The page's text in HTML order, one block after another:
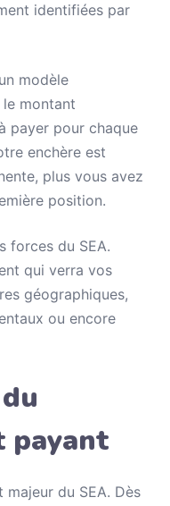
identifiées par
modèle
le montant
payer pour chaque
enchère est
plus vous avez
position.
forces du SEA.
qui verra vos
géographiques,
ou encore
payant
majeur du SEA. Dès